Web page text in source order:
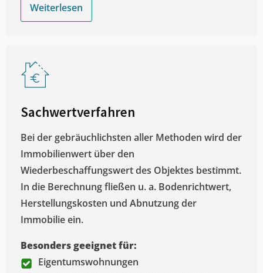
Weiterlesen
Sachwertverfahren
Bei der gebräuchlichsten aller Methoden wird der
Immobilienwert über den
Wiederbeschaffungswert des Objektes bestimmt.
In die Berechnung fließen u. a. Bodenrichtwert,
Herstellungskosten und Abnutzung der
Immobilie ein.
Besonders geeignet für:
Eigentumswohnungen